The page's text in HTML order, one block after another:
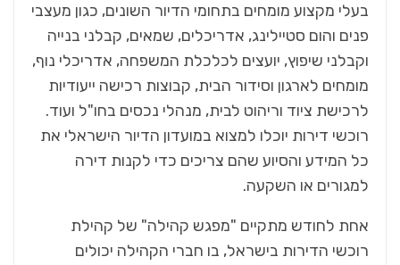
בעלי מקצוע מומחים בתחומי הדיור השונים, כגון מעצבי
פנים והום סטיילינג, אדריכלים, שמאים, קבלני בנייה
וקבלני שיפוץ, יועצים לכלכלת המשפחה, אדריכלי נוף,
מומחים לארגון וסידור הבית, קבוצות רכישה ייעודיות
לרכישת ציוד וריהוט לבית, מנהלי נכסים בחו"ל ועוד.
רוכשי דירות יוכלו למצוא במועדון הדיור הישראלי את
כל המידע והסיוע שהם צריכים כדי לקנות דירה
למגורים או השקעה.
אחת לחודש מתקיים "מפגש קהילה" של קהילת
רוכשי הדירות בישראל, בו חברי הקהילה יכולים